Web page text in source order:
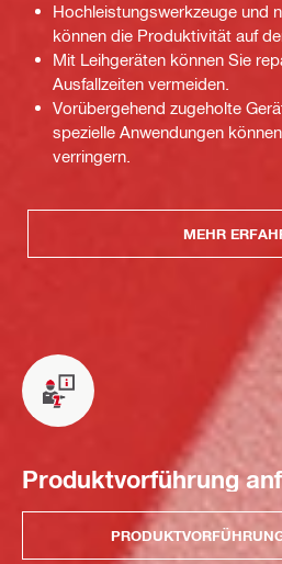
Hochleistungswerkzeuge und
können die Produktivität auf
Mit Leihgeräten können Sie
Ausfallzeiten vermeiden.
Vorübergehend zugeholte
spezielle Anwendungen
verringern.
MEHR
Produktvorführung